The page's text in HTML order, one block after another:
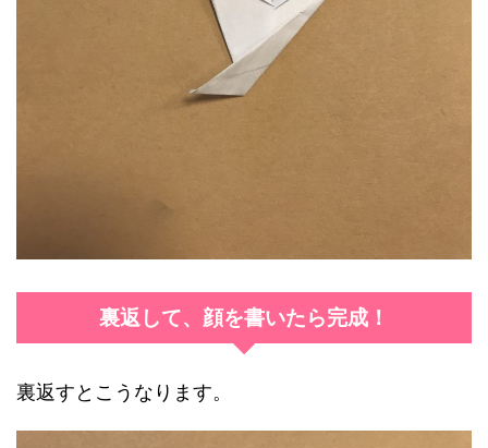
裏返して、顔を書いたら完成！
裏返すとこうなります。